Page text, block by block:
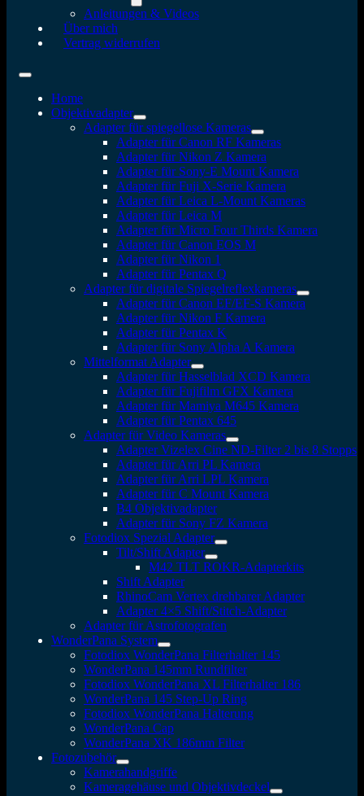
Anleitungen & Videos
Über mich
Vertrag widerrufen
Home
Objektivadapter
Adapter für spiegellose Kameras
Adapter für Canon RF Kameras
Adapter für Nikon Z Kamera
Adapter für Sony-E Mount Kamera
Adapter für Fuji X-Serie Kamera
Adapter für Leica L-Mount Kameras
Adapter für Leica M
Adapter für Micro Four Thirds Kamera
Adapter für Canon EOS M
Adapter für Nikon 1
Adapter für Pentax Q
Adapter für digitale Spiegelreflexkameras
Adapter für Canon EF/EF-S Kamera
Adapter für Nikon F Kamera
Adapter für Pentax K
Adapter für Sony Alpha A Kamera
Mittelformat Adapter
Adapter für Hasselblad XCD Kamera
Adapter für Fujifilm GFX Kamera
Adapter für Mamiya M645 Kamera
Adapter für Pentax 645
Adapter für Video Kameras
Adapter Vizelex Cine ND-Filter 2 bis 8 Stopps
Adapter für Arri PL Kamera
Adapter für Arri LPL Kamera
Adapter für C Mount Kamera
B4 Objektivadapter
Adapter für Sony FZ Kamera
Fotodiox Spezial Adapter
Tilt/Shift Adapter
M42 TLT ROKR-Adapterkits
Shift Adapter
RhinoCam Vertex drehbarer Adapter
Adapter 4×5 Shift/Stitch-Adapter
Adapter für Astrofotografen
WonderPana System
Fotodiox WonderPana Filterhalter 145
WonderPana 145mm Rundfilter
Fotodiox WonderPana XL Filterhalter 186
WonderPana 145 Step-Up Ring
Fotodiox WonderPana Halterung
WonderPana Cap
WonderPana XK 186mm Filter
Fotozubehör
Kamerahandgriffe
Kameragehäuse und Objektivdeckel